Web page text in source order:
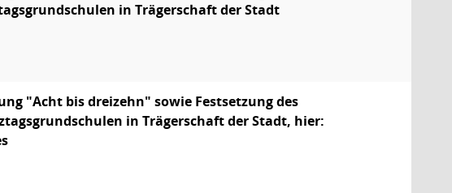
in Trägerschaft der Stadt
"Acht bis dreizehn" sowie Festsetzung des
in Trägerschaft der Stadt, hier: